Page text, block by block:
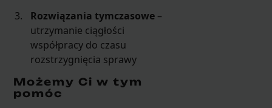
Rozwiązania tymczasowe –
utrzymanie ciągłości
współpracy do czasu
rozstrzygnięcia sprawy
Możemy Ci w tym
pomóc